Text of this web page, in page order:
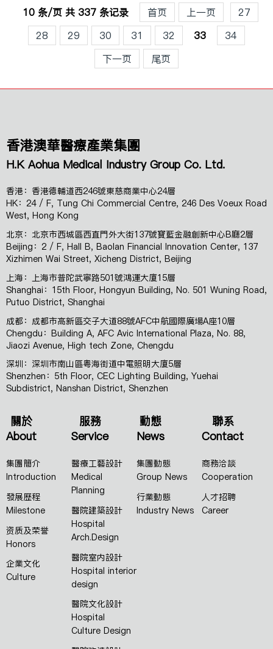
10 条/页 共 337 条记录 首页 上一页
27
28
29 30 31 32 33
34
下一页
尾页
香港澳華醫療產業集團
H.K Aohua Medical Industry Group Co. Ltd.
香港：香港德輔道西246號東慈商業中心24層
HK：24 / F, Tung Chi Commercial Centre, 246 Des Voeux Road
West, Hong Kong
北京：北京市西城區西直門外大街137號寶藍金融創新中心B廳2層
Beijing：2 / F, Hall B, Baolan Financial Innovation Center, 137
Xizhimen Wai Street, Xicheng District, Beijing
上海：上海市普陀武寧路501號鴻運大廈15層
Shanghai：15th Floor, Hongyun Building, No. 501 Wuning Road,
Putuo District, Shanghai
成都：成都市高新區交子大道88號AFC中航國際廣場A座10層
Chengdu：Building A, AFC Avic International Plaza, No. 88,
Jiaozi Avenue, High tech Zone, Chengdu
深圳：深圳市南山區粵海街道中電照明大廈5層
Shenzhen：5th Floor, CEC Lighting Building, Yuehai
Subdistrict, Nanshan District, Shenzhen
關於
About
集團簡介
Introduction
發展歷程
Milestone
资质及荣誉
Honors
企業文化
Culture
服務
Service
醫療工藝設計
Medical
Planning
醫院建築設計
Hospital
Arch.Design
醫院室内設計
Hospital interior
design
醫院文化設計
Hospital
Culture Design
動態
News
集團動態
Group News
行業動態
Industry News
聯系
Contact
商務洽談
Cooperation
人才招聘
Career